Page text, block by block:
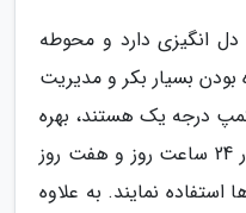
انگیزی دارد و محوطه
بودن بسیار بکر و مدیریت
درجه یک هستند، بهره
برداری از آن ها رایگان است و در 24 ساعت روز و هفت روز
استفاده نمایند. به علاوه